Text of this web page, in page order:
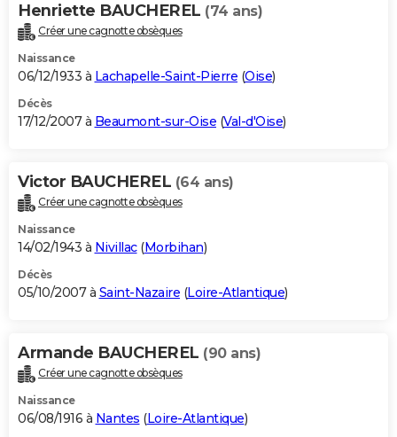
Henriette BAUCHEREL (74 ans)
Créer une cagnotte obsèques
Naissance
06/12/1933 à Lachapelle-Saint-Pierre (Oise)
Décès
17/12/2007 à Beaumont-sur-Oise (Val-d'Oise)
Victor BAUCHEREL (64 ans)
Créer une cagnotte obsèques
Naissance
14/02/1943 à Nivillac(Morbihan)
Décès
05/10/2007 à Saint-Nazaire (Loire-Atlantique)
Armande BAUCHEREL (90 ans)
Créer une cagnotte obsèques
Naissance
06/08/1916 à Nantes (Loire-Atlantique)